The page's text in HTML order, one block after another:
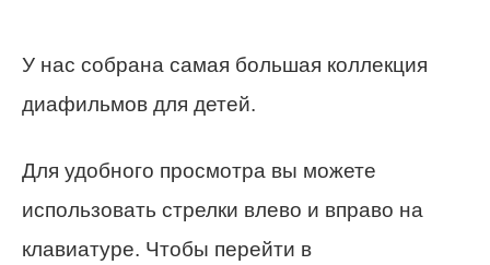
У нас собрана самая большая коллекция
диафильмов для детей.
Для удобного просмотра вы можете
использовать стрелки влево и вправо на
клавиатуре. Чтобы перейти в